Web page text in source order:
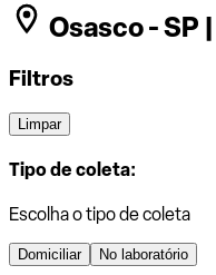
Osasco - SP |
Filtros
Limpar
Tipo de coleta:
Escolha o tipo de coleta
Domiciliar No laboratório